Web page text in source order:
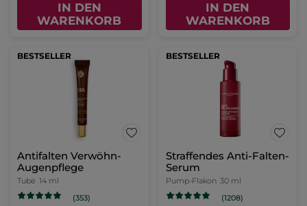
IN DEN
WARENKORB
IN DEN
WARENKORB
BESTSELLER
Antifalten Verwöhn-
Augenpflege
Tube 14 ml
(353)
BESTSELLER
Straffendes Anti-Falten-
Serum
Pump-Flakon 30 ml
(1208)